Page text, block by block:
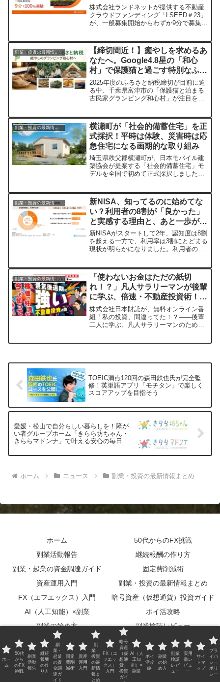
株式会社ランドネットが提供する不動産
クラウドファンディング「LSEED＃23」
が、一般募集開始からわずか9分で募集総
魅力と、次期ファンドへの期待をお伝え
します。
副業・投資の最新情報まとめ
【締切間近！】癒やしを求めるあ
なたへ。Google4.8星の「和心
村」で保護猫と過ごす特別なふる
さと納税体験
2025年度のふるさと納税締切が目前に迫
る中、千葉県富津市の「保護猫と泊まる
古民家グランピング和心村」が注目を集
ぜひ。
副業・投資の最新情報まとめ
横瀬町が「社会的備蓄住宅」を正
式採択！平時は体験、災害時は応
急住宅になる画期的な取り組み
埼玉県秩父郡横瀬町が、日本モバイル建
築協会が提案する「社会的備蓄住宅」モ
デルを全国で初めて正式採択しました。
いう、地域に「住まいのレジリエンス」
を備える新しい取り組みです。
副業・投資の最新情報まとめ
新NISA、知ってるのに始めてな
い？利用者の8割が「良かった」
と実感する理由と、あと一歩が踏
み出せないあなたの背中を押すヒ
ント
新NISAがスタートして2年、認知度は8割
を超える一方で、利用率は3割にとどまる
現状が明らかになりました。利用者の多
用していない」人が多いのでしょうか？
本記事では、最新の調査結果からその理
由を探り、NISAを始めるための一歩を踏
み出すヒントをお届けします。
副業・投資の最新情報まとめ
「使わないお金はただの紙切
れ！？」凡人サラリーマンが後輩
に学ぶ、倍速・不動産投資術！無
料オンライン番組で期間限定公開
株式会社日本財託が、無料オンライン番
組「私の投資、間違ってた！？――後輩
二人に学ぶ、凡人サラリーマンのための
25日までの限定配信で、忙しい方や自己
ノウハウが満載です。
TOEIC満点120回の森田鉄也氏が完全監
修！英単語アプリ「モチタン」で楽しく
スコアアップを目指そう
愛媛・松山で自分らしい暮らしを！障が
い者グループホーム「きらら坊ちゃん・
きららマドンナ」で叶える安心の毎日
ホーム ニュース 副業・投資の最新情報まとめ
ホーム
50代からのFX挑戦
副業活動報告
継続報酬の作り方
副業・起業の資金調達ガイド
固定費削減術
資産運用入門
副業・投資の最新情報まとめ
FX（エフエックス）入門
暗号資産（仮想通貨）投資ガイド
AI（人工知能）×副業
ポイ活攻略
副業の始め方
副業検証レビュー
実用書レビュー
サイトマップ
プライバシーポリシー
© 2026 Blog Guide All Rights Reserved.
ホー
ム
50代
から
のFX
挑戦
副業
活動
報告
継続
報酬
の作
り方
副
業・
起業
の資
金調
達ガ
イド
固定
費削
減術
資産
運用
入門
副
業・
投資
の最
新情
報ま
とめ
FX（エ
フエッ
クス）
入門
暗号
資産
（仮
想通
貨）
投資
ガイ
AI（人
工知
能）×
副業
ポイ
活攻
略
副業
の始
め方
副業
検証
レビ
ュー
実用
書レ
ビュ
ー
サイ
トマ
ップ
プラ
イバ
シー
ポリ
シー